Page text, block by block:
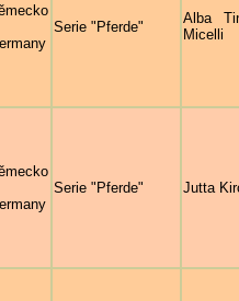
Serie "Pferde"
Alba
Micelli
Serie "Pferde" Jutta